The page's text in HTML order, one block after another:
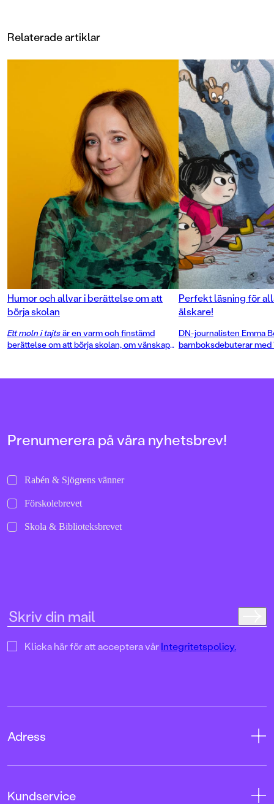
molnet” och lär honom åka
finstämd berättelse om att börja
skolan, om vänskap och stora
känslor. Av DN-journalisten Emma
Bouvin, med fyrfärgsillustrationer
av Elin Lindell.
Relaterade artiklar
Humor och allvar i berättelse om att
börja skolan
Ett moln i tajtsär en varm och finstämd
berättelse om att börja skolan, om vänskap
fyrfärgsillustrationer av Elin Lindell.
Perfekt läsning för
älskare!
DN-journalisten Emma
barnboksdebuterar med
vara att känna sig liten,
Prenumerera på våra nyhetsbrev!
Rabén & Sjögrens vänner
Förskolebrevet
Skola & Biblioteksbrevet
Klicka här för att acceptera vårIntegritetspolicy.
Adress
Kundservice